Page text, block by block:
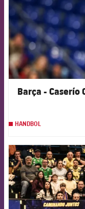
Barça - Caserío
HANDBOL